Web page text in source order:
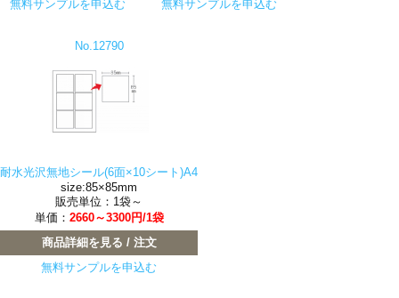
無料サンプルを申込む 無料サンプルを申込む
No.12790
耐水光沢無地シール(6面×10シート)A4
size:85×85mm
販売単位：1袋～
単価： 2660～3300円/1袋
商品詳細を見る / 注文
無料サンプルを申込む